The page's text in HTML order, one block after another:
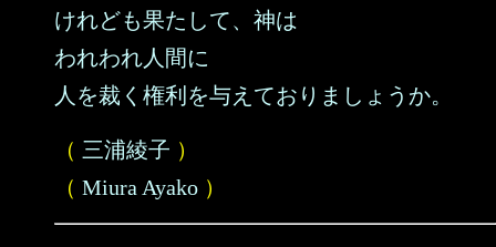
けれども果たして、神は
われわれ人間に
人を裁く権利を与えておりましょうか。
（ 三浦綾子 ）
（ Miura Ayako ）